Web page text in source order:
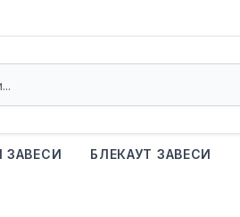
ЗАВЕСИ БЛЕКАУТ ЗАВЕСИ